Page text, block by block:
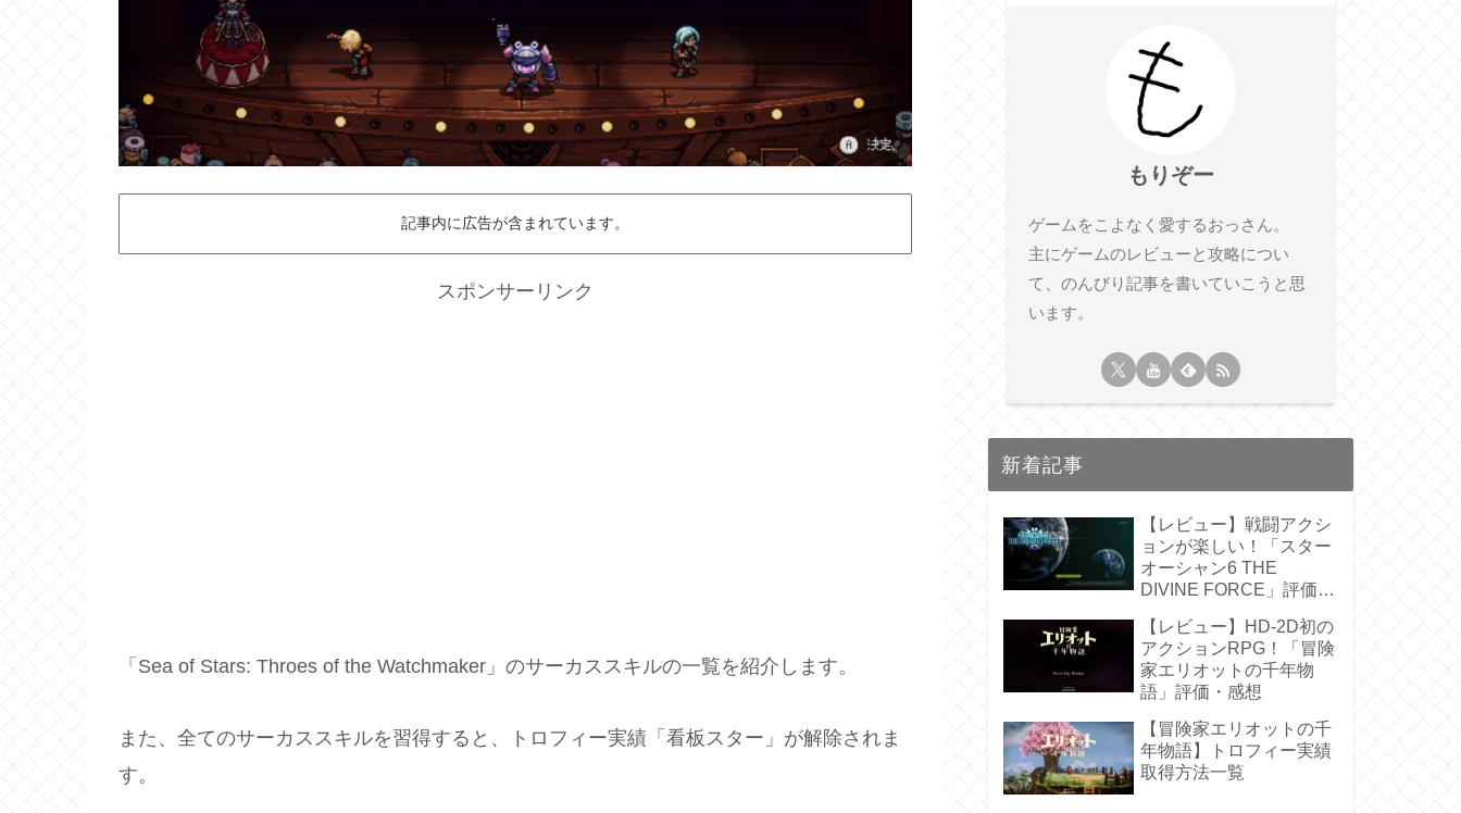
記事内に広告が含まれています。
スポンサーリンク
「Sea of Stars: Throes of the Watchmaker」のサーカススキルの一覧を紹介します。
また、全てのサーカススキルを習得すると、トロフィー実績「看板スター」が解除されま
す。
もりぞー
ゲームをこよなく愛するおっさん。
主にゲームのレビューと攻略につい
て、のんびり記事を書いていこうと思
います。
新着記事
【レビュー】戦闘アクシ
ョンが楽しい！「スター
オーシャン6 THE
DIVINE FORCE」評価・
【レビュー】HD-2D初の
アクションRPG！「冒険
家エリオットの千年物
語」評価・感想
【冒険家エリオットの千
年物語】トロフィー実績
取得方法一覧